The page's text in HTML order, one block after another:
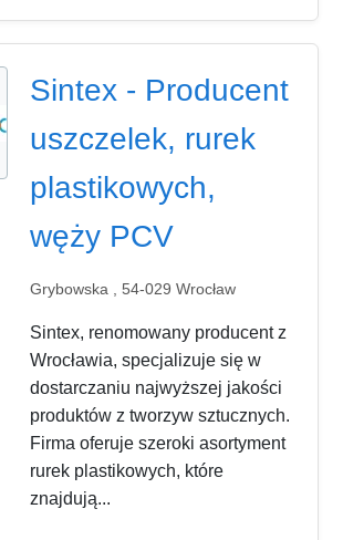
Sintex - Producent
uszczelek, rurek
plastikowych,
węży PCV
Grybowska , 54-029 Wrocław
Sintex, renomowany producent z
Wrocławia, specjalizuje się w
dostarczaniu najwyższej jakości
produktów z tworzyw sztucznych.
Firma oferuje szeroki asortyment
rurek plastikowych, które
znajdują...